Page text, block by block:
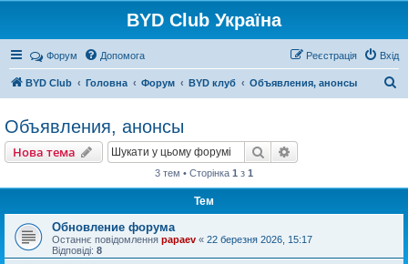
BYD Club Україна
Форум Допомога Вхід
Реєстрація
BYD Club Головна Форум BYD клуб Объявления, анонсы
Объявления, анонсы
Нова тема
Нова тема Пошук
3 тем • Сторінка 1 з 1
Тем
Обновление форума
Останнє повідомлення papaev « 22 березня 2026, 15:17
Відповіді: 8